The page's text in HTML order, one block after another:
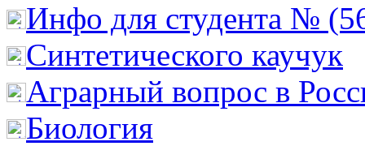
Инфо для студента №
Cинтетического каучук
Аграрный вопрос в
Биология